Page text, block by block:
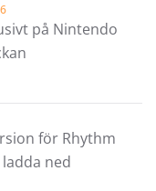
på Nintendo
för Rhythm
ned